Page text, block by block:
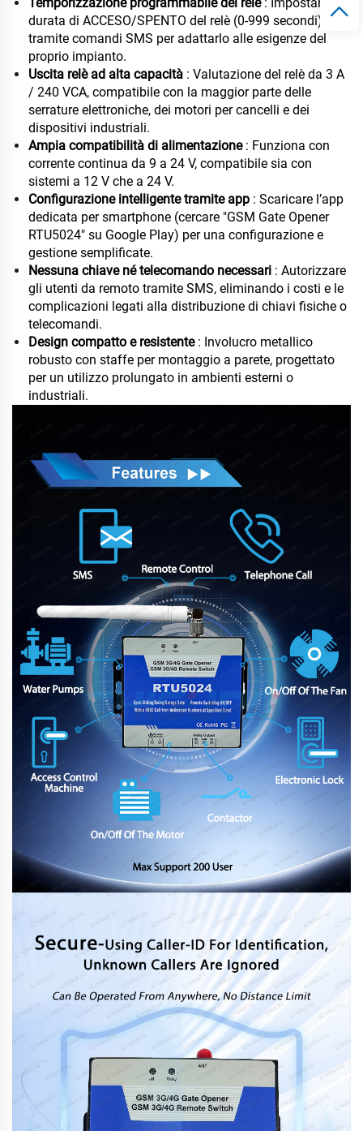
durata di ACCESO/SPENTO del relè (0-999 secondi)
tramite comandi SMS per adattarlo alle esigenze del
proprio impianto.
Uscita relè ad alta capacità : Valutazione del relè da 3 A
/ 240 VCA, compatibile con la maggior parte delle
serrature elettroniche, dei motori per cancelli e dei
dispositivi industriali.
Ampia compatibilità di alimentazione : Funziona con
corrente continua da 9 a 24 V, compatibile sia con
sistemi a 12 V che a 24 V.
Configurazione intelligente tramite app : Scaricare l’app
dedicata per smartphone (cercare "GSM Gate Opener
RTU5024" su Google Play) per una configurazione e
gestione semplificate.
Nessuna chiave né telecomando necessari : Autorizzare
gli utenti da remoto tramite SMS, eliminando i costi e le
complicazioni legati alla distribuzione di chiavi fisiche o
telecomandi.
Design compatto e resistente : Involucro metallico
robusto con staffe per montaggio a parete, progettato
per un utilizzo prolungato in ambienti esterni o
industriali.